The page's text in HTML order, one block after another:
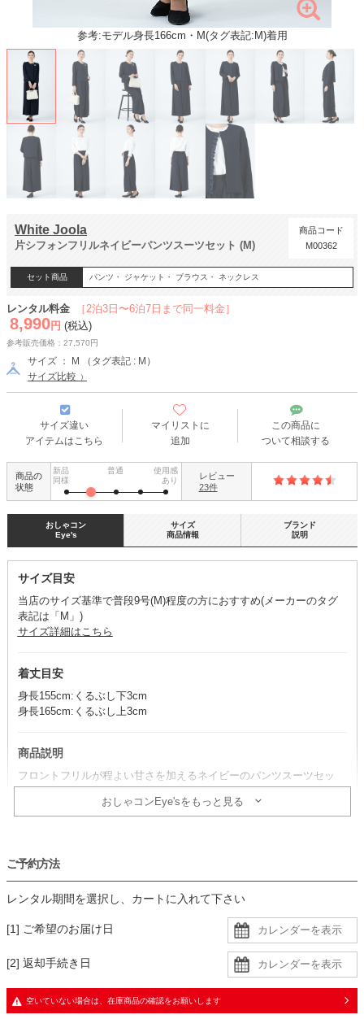
参考:モデル身長166cm・M(タグ表記:M)着用
White Joola
片シフォンフリルネイビーパンツスーツセット (M)
商品コード
M00362
セット商品 パンツ・ ジャケット・ ブラウス・ ネックレス
［2泊3日〜6泊7日まで同一料金］
レンタル料金
8,990 円 (税込)
参考販売価格：27,570円
サイズ ： M （タグ表記 : M）
サイズ比較
サイズ違い
アイテムはこちら
マイリストに
追加
この商品に
ついて相談する
商品の
状態
新品
同様
普通
使用感
あり
レビュー
23件
おしゃコン
Eye's
サイズ目安
当店のサイズ基準で普段9号(M)程度の方におすすめ(メーカーのタグ
表記は「M」)
サイズ詳細はこちら
着丈目安
身長155cm:くるぶし下3cm
身長165cm:くるぶし上3cm
商品説明
フロントフリルが程よい甘さを加えるネイビーのパンツスーツセッ
ト。
ゆったりとしたワンドパンツは、長時間の着用も楽に過ごせます。
おしゃコンEye'sをもっと見る
コーデのポイント
明るいバッグで華やかさをプラスするのがおすすめです。
仕上げにブローチやコサージュを添えれば、おしゃれなセレモニース
タイルが完成。
・ジャケットはややざらっとした手触りの生地
・ブラウスはさらっとした柔らかい生地
サイズ
商品情報
ブランド
説明
ご予約方法
レンタル期間を選択し、カートに入れて下さい
[1] ご希望のお届け日
[2] 返却手続き日
空いていない場合は、在庫商品の確認をお願いします